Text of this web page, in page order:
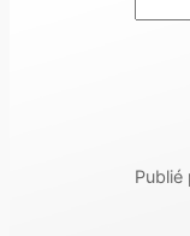
rPublié